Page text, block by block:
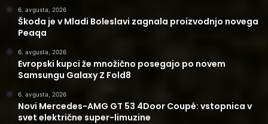
6. avgusta, 2026
Škoda je v Mladi Boleslavi zagnala proizvodnjo novega
Peaqa
6. avgusta, 2026
Evropski kupci že množično posegajo po novem
Samsungu Galaxy Z Fold8
6. avgusta, 2026
Novi Mercedes-AMG GT 53 4Door Coupé: vstopnica v
svet električne super-limuzine